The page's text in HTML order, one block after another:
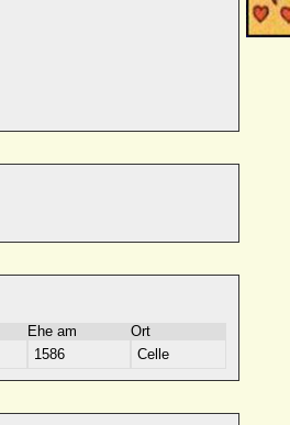
Ehe am
Ort
1586 Celle